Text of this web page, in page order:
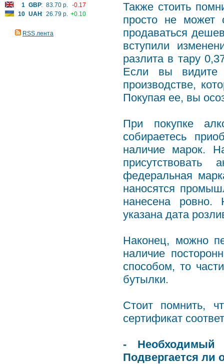
1 GBP: 83.70 р. -0.17
10 UAH: 26.79 р. +0.10
RSS лента
Также стоить
просто не может
продаваться
вступили
разлита в тару
Если вы видите
производстве,
Покупая ее, вы
При покупке
собираетесь
наличие марок.
присутствовать
федеральная
наносятся
нанесена ровно.
указана дата
Наконец, можно
наличие
способом, то
бутылки.
Стоит помнить,
сертификат
- Необходимый
Подвергается ли